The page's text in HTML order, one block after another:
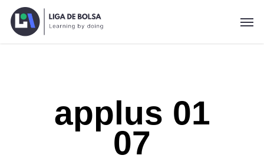
Skip
applus 01
07